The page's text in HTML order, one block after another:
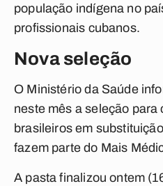
população indígena no
profissionais cubanos.
Nova seleção
O Ministério da Saúde
neste mês a seleção
brasileiros em
fazem parte do Mais
A pasta finalizou ontem